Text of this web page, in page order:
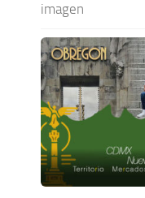
imagen